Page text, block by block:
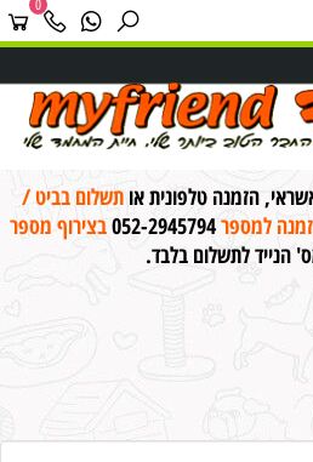
0
הזמנה טלפונית או תשלום בביט /
052-2945794בצירוף מספר
הנייד לתשלום בלבד.